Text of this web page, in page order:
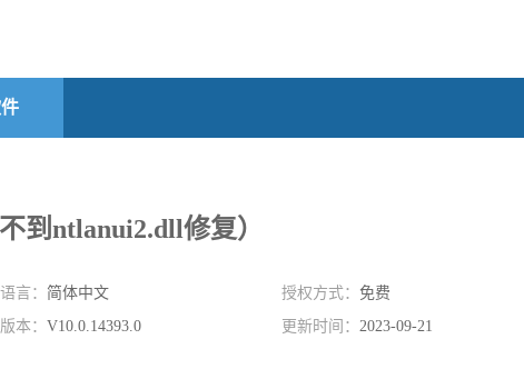
到ntlanui2.dll修复）
语言： 简体中文 授权方式： 免费
版本： V10.0.14393.0 更新时间： 2023-09-21